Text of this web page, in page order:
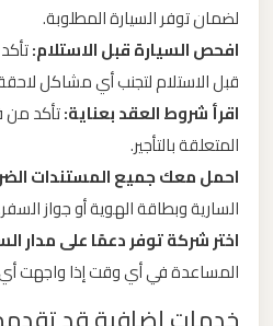
لضمان توفر السيارة المطلوبة.
افحص السيارة قبل الاستلام:
قبل الاستلام لتجنب أي مشاكل
اقرأ شروط العقد بعناية:تأكد من
المتعلقة بالتأجير.
احمل معك جميع المستندات
السارية وبطاقة الهوية أو جواز
اختر شركة توفر دعمًا على مدار
المساعدة في أي وقت إذا واجهت
العرب
والإسكندرية
ليموزين
مطار
العرب